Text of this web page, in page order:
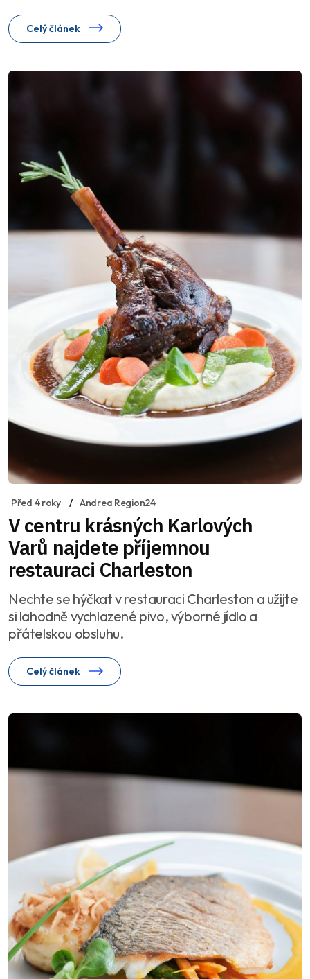
Celý článek
Před 4 roky Andrea Region24
V centru krásných Karlových
Varů najdete příjemnou
restauraci Charleston
Nechte se hýčkat v restauraci Charleston a užijte
si lahodně vychlazené pivo, výborné jídlo a
přátelskou obsluhu.
Celý článek